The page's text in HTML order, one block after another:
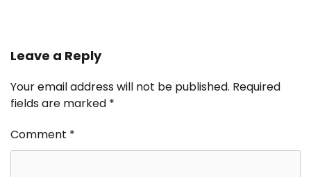
Leave a Reply
Your email address will not be published. Required
fields are marked *
Comment *